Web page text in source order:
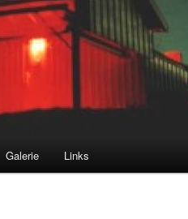
Galerie Links